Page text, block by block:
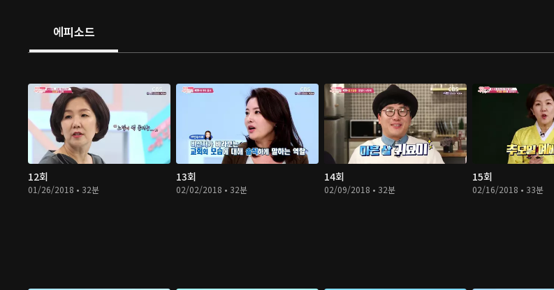
에피소드
12회
01/26/2018 • 32분
13회
02/02/2018 • 32분
14회
02/09/2018 • 32분
15회
02/16/2018 • 33분